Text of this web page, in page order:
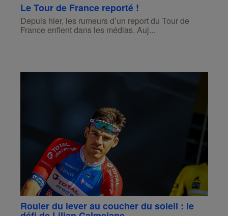
Le Tour de France reporté !
Depuis hier, les rumeurs d’un report du Tour de
France enflent dans les médias. Auj...
Rouler du lever au coucher du soleil : le